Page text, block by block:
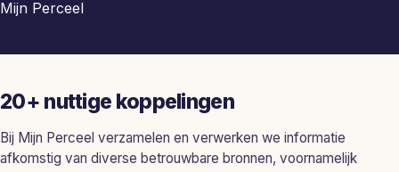
20+ nuttige koppelingen
Bij Mijn Perceel verzamelen en verwerken we informatie
afkomstig van diverse betrouwbare bronnen, voornamelijk